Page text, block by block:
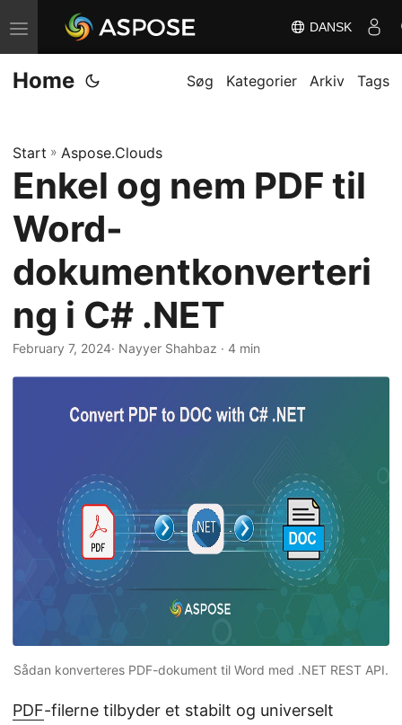
S
k
i
n
a
i
a
t
i
o
n
DANSK
Home Søg Kategorier Arkiv Tags
Start » Aspose.Clouds
Enkel og nem PDF til
Word-
dokumentkonverteri
ng i C# .NET
February 7, 2024· Nayyer Shahbaz · 4 min
Sådan konverteres PDF-dokument til Word med .NET REST API.
PDF-filerne tilbyder et stabilt og universelt